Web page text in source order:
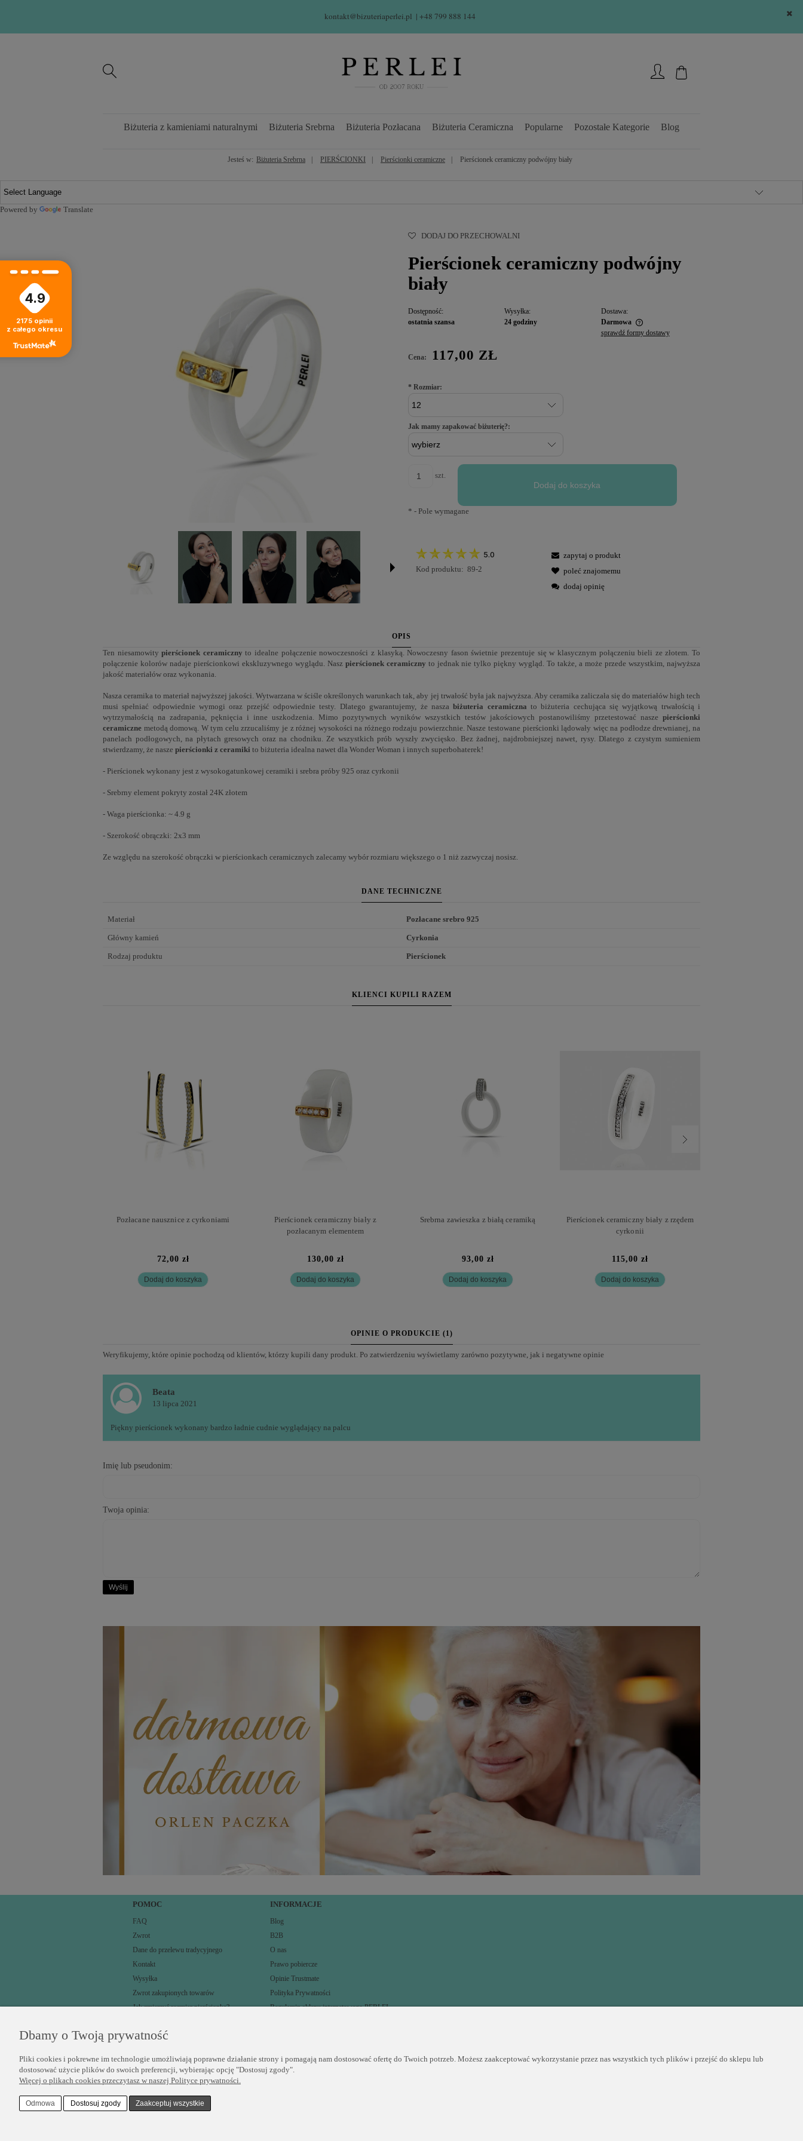
kontakt@bizuteriaperlei.pl | +48 799 888 144
Biżuteria z kamieniami naturalnymi Biżuteria Srebrna Biżuteria Pozłacana Biżuteria Ceramiczna Popularne Pozostałe Kategorie Blog
Jesteś w: Biżuteria Srebrna PIERŚCIONKI Pierścionki ceramiczne Pierścionek ceramiczny podwójny biały
Powered by Translate
DODAJ DO PRZECHOWALNI
Pierścionek ceramiczny podwójny
biały
Dostępność:
ostatnia szansa
Wysyłka:
24 godziny
Dostawa:
Darmowa
sprawdź formy dostawy
Cena: 117,00 ZŁ
*Rozmiar:
Jak mamy zapakować biżuterię?:
szt.
Dodaj do koszyka
* - Pole wymagane
5.0
Kod produktu: 89-2
zapytaj o produkt
poleć znajomemu
dodaj opinię
OPIS
Ten niesamowitypierścionek ceramiczny to idealne połączenie nowoczesności z klasyką. Nowoczesny fason świetnie prezentuje się w klasycznym połączeniu bieli ze złotem. To
połączenie kolorów nadaje pierścionkowi ekskluzywnego wyglądu. Nasz pierścionek ceramiczny to jednak nie tylko piękny wygląd. To także, a może przede wszystkim, najwyższa
jakość materiałów oraz wykonania.
Nasza ceramika to materiał najwyższej jakości. Wytwarzana w ściśle określonych warunkach tak, aby jej trwałość była jak najwyższa. Aby ceramika zaliczała się do materiałów high tech
musi spełniać odpowiednie wymogi oraz przejść odpowiednie testy. Dlatego gwarantujemy, że naszabiżuteria ceramiczna to biżuteria cechująca się wyjątkową trwałością i
wytrzymałością na zadrapania, pęknięcia i inne uszkodzenia. Mimo pozytywnych wyników wszystkich testów jakościowych postanowiliśmy przetestować nasze pierścionki
ceramiczne metodą domową. W tym celu zrzucaliśmy je z różnej wysokości na różnego rodzaju powierzchnie. Nasze testowane pierścionki lądowały więc na podłodze drewnianej, na
panelach podłogowych, na płytach gresowych oraz na chodniku. Ze wszystkich prób wyszły zwycięsko. Bez żadnej, najdrobniejszej nawet, rysy. Dlatego z czystym sumieniem
stwierdzamy, że nasze pierścionki z ceramiki to biżuteria idealna nawet dla Wonder Woman i innych superbohaterek!
- Pierścionek wykonany jest z wysokogatunkowej ceramiki i srebra próby 925 oraz cyrkonii
- Srebrny element pokryty został 24K złotem
- Waga pierścionka: ~ 4.9 g
- Szerokość obrączki: 2x3 mm
Ze względu na szerokość obrączki w pierścionkach ceramicznych zalecamy wybór rozmiaru większego o 1 niż zazwyczaj nosisz.
DANE TECHNICZNE
Materiał Pozłacane srebro 925
Główny kamień Cyrkonia
Rodzaj produktu Pierścionek
KLIENCI KUPILI RAZEM
Pozłacane nausznice z cyrkoniami
72,00 zł
Dodaj do koszyka
Pierścionek ceramiczny biały z
pozłacanym elementem
130,00 zł
Dodaj do koszyka
Srebrna zawieszka z białą ceramiką
93,00 zł
Dodaj do koszyka
Pierścionek ceramiczny biały z rzędem
cyrkonii
115,00 zł
Dodaj do koszyka
OPINIE O PRODUKCIE (1)
Weryfikujemy, które opinie pochodzą od klientów, którzy kupili dany produkt. Po zatwierdzeniu wyświetlamy zarówno pozytywne, jak i negatywne opinie
Beata
13 lipca 2021
Piękny pierścionek wykonany bardzo ładnie cudnie wyglądający na palcu
Imię lub pseudonim:
Twoja opinia:
Wyślij
POMOC
FAQ
Zwrot
Dane do przelewu tradycyjnego
Kontakt
Wysyłka
Zwrot zakupionych towarów
Jak zmierzyć rozmiar pierścionka?
INFORMACJE
Blog
B2B
O nas
Prawo pobiercze
Opinie Trustmate
Polityka Prywatności
Regulamin sklepu internetowego PERLEI
4.9
2175 opinii
z całego okresu
Dbamy o Twoją prywatność
Pliki cookies i pokrewne im technologie umożliwiają poprawne działanie strony i pomagają nam dostosować ofertę do Twoich potrzeb. Możesz zaakceptować wykorzystanie przez nas wszystkich tych plików i przejść do sklepu lub
dostosować użycie plików do swoich preferencji, wybierając opcję "Dostosuj zgody".
Więcej o plikach cookies przeczytasz w naszej Polityce prywatności.
Odmowa Dostosuj zgody Zaakceptuj wszystkie